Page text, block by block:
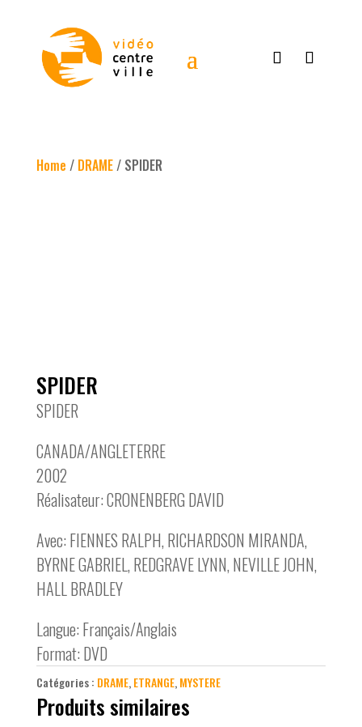
Home / DRAME/ SPIDER
SPIDER
SPIDER
CANADA/ANGLETERRE
2002
Réalisateur: CRONENBERG DAVID
Avec: FIENNES RALPH, RICHARDSON MIRANDA,
BYRNE GABRIEL, REDGRAVE LYNN, NEVILLE JOHN,
HALL BRADLEY
Langue: Français/Anglais
Format: DVD
Catégories : DRAME,ETRANGE,MYSTERE
Produits similaires